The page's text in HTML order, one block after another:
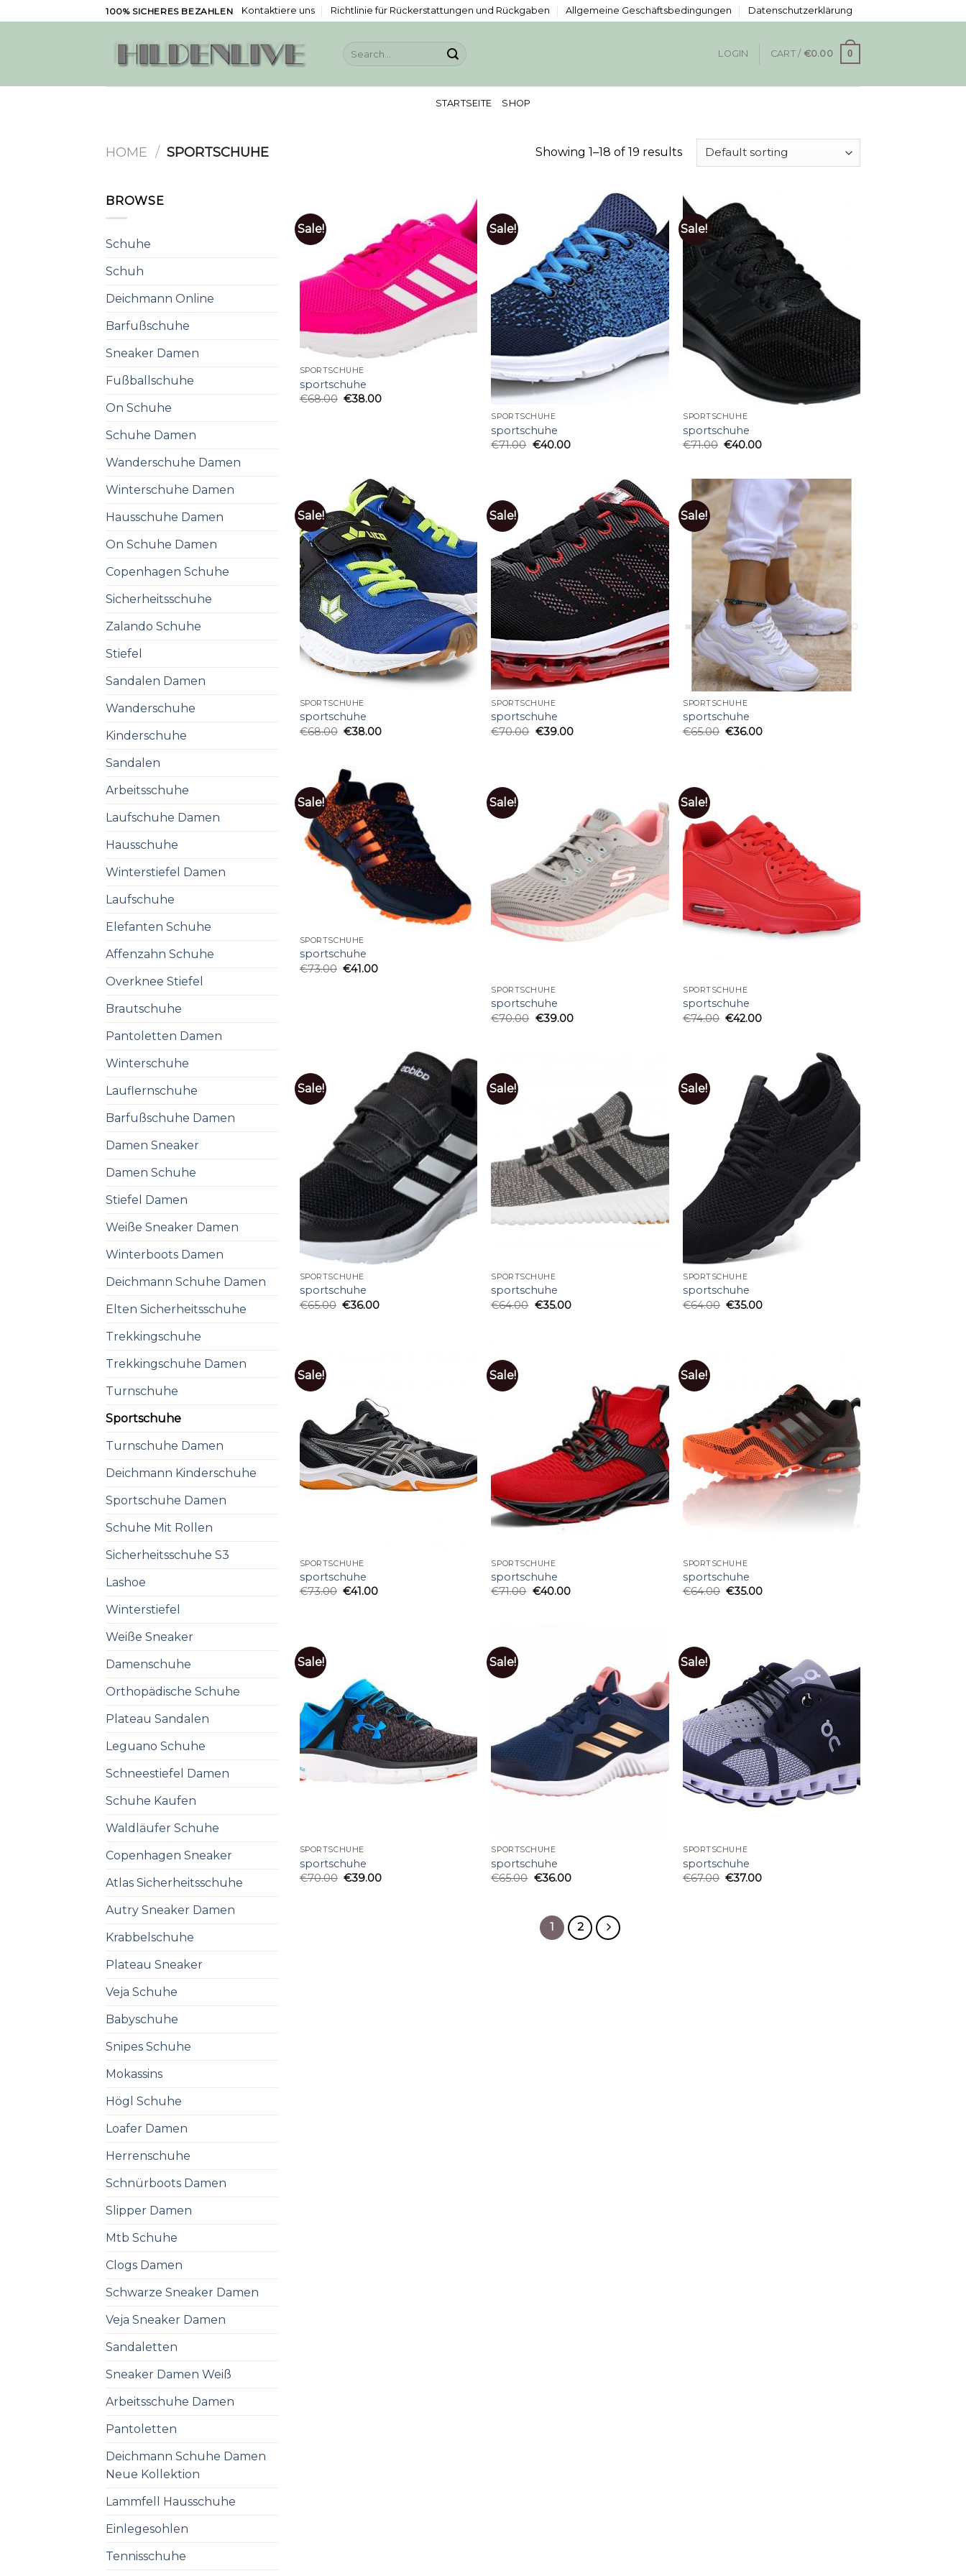
to
100% SICHERES BEZAHLEN Kontaktiere uns Richtlinie für Rückerstattungen und Rückgaben Allgemeine Geschäftsbedingungen Datenschutzerklärung
LOGIN CART / €0.00 0
STARTSEITE SHOP
HOME / SPORTSCHUHE Showing 1–18 of 19 results
BROWSE
Schuhe
Schuh
Deichmann Online
Barfußschuhe
Sneaker Damen
Fußballschuhe
On Schuhe
Schuhe Damen
Wanderschuhe Damen
Winterschuhe Damen
Hausschuhe Damen
On Schuhe Damen
Copenhagen Schuhe
Sicherheitsschuhe
Zalando Schuhe
Stiefel
Sandalen Damen
Wanderschuhe
Kinderschuhe
Sandalen
Arbeitsschuhe
Laufschuhe Damen
Hausschuhe
Winterstiefel Damen
Laufschuhe
Elefanten Schuhe
Affenzahn Schuhe
Overknee Stiefel
Brautschuhe
Pantoletten Damen
Winterschuhe
Lauflernschuhe
Barfußschuhe Damen
Damen Sneaker
Damen Schuhe
Stiefel Damen
Weiße Sneaker Damen
Winterboots Damen
Deichmann Schuhe Damen
Elten Sicherheitsschuhe
Trekkingschuhe
Trekkingschuhe Damen
Turnschuhe
Sportschuhe
Turnschuhe Damen
Deichmann Kinderschuhe
Sportschuhe Damen
Schuhe Mit Rollen
Sicherheitsschuhe S3
Lashoe
Winterstiefel
Weiße Sneaker
Damenschuhe
Orthopädische Schuhe
Plateau Sandalen
Leguano Schuhe
Schneestiefel Damen
Schuhe Kaufen
Waldläufer Schuhe
Copenhagen Sneaker
Atlas Sicherheitsschuhe
Autry Sneaker Damen
Krabbelschuhe
Plateau Sneaker
Veja Schuhe
Babyschuhe
Snipes Schuhe
Mokassins
Högl Schuhe
Loafer Damen
Herrenschuhe
Schnürboots Damen
Slipper Damen
Mtb Schuhe
Clogs Damen
Schwarze Sneaker Damen
Veja Sneaker Damen
Sandaletten
Sneaker Damen Weiß
Arbeitsschuhe Damen
Pantoletten
Deichmann Schuhe Damen
Neue Kollektion
Lammfell Hausschuhe
Einlegesohlen
Tennisschuhe
Sale!
SPORTSCHUHE
sportschuhe
€68.00 €38.00
Sale!
SPORTSCHUHE
sportschuhe
€71.00 €40.00
Sale!
SPORTSCHUHE
sportschuhe
€71.00 €40.00
Sale!
SPORTSCHUHE
sportschuhe
€68.00 €38.00
Sale!
SPORTSCHUHE
sportschuhe
€70.00 €39.00
Sale!
SPORTSCHUHE
sportschuhe
€65.00 €36.00
Sale!
SPORTSCHUHE
sportschuhe
€73.00 €41.00
Sale!
SPORTSCHUHE
sportschuhe
€70.00 €39.00
Sale!
SPORTSCHUHE
sportschuhe
€74.00 €42.00
Sale!
SPORTSCHUHE
sportschuhe
€65.00 €36.00
Sale!
SPORTSCHUHE
sportschuhe
€64.00 €35.00
Sale!
SPORTSCHUHE
sportschuhe
€64.00 €35.00
Sale!
SPORTSCHUHE
sportschuhe
€73.00 €41.00
Sale!
SPORTSCHUHE
sportschuhe
€71.00 €40.00
Sale!
SPORTSCHUHE
sportschuhe
€64.00 €35.00
Sale!
SPORTSCHUHE
sportschuhe
€70.00 €39.00
Sale!
SPORTSCHUHE
sportschuhe
€65.00 €36.00
Sale!
SPORTSCHUHE
sportschuhe
€67.00 €37.00
1 2